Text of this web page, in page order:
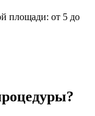
площади: от 5 до